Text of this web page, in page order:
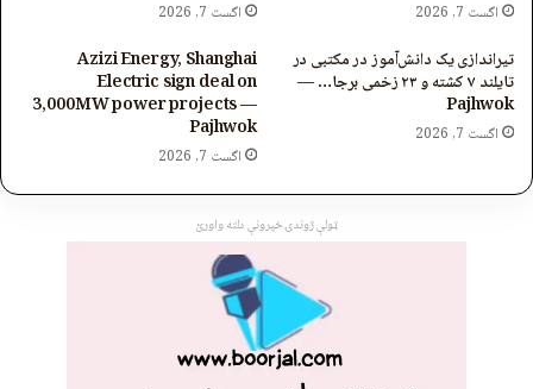
اگست 7, 2026 اگست 7, 2026
تیراندازی یک دانش‌آموز در مکتبی در
تایلند ۷ کشته و ۲۳ زخمی برجا… —
Pajhwok
اگست 7, 2026
Azizi Energy, Shanghai
Electric sign deal on
3,000MW power projects —
Pajhwok
اگست 7, 2026
ټولې ژوندۍ خپرونې دلته واورئ